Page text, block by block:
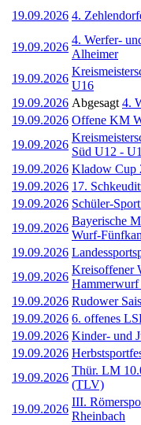
19.09.2026 4.
19.09.2026
4. Werfer-
Alheimer
19.09.2026
U16
19.09.2026 Abgesagt 4.
19.09.2026 Offene KM
19.09.2026
Süd U12 -
19.09.2026 Kladow Cup
19.09.2026 17.
19.09.2026 Schüler-
19.09.2026
Bayerische
Wurf-
19.09.2026
19.09.2026
Kreisoffener
19.09.2026 Rudower
19.09.2026 6. offenes
19.09.2026 Kinder- und
19.09.2026
19.09.2026
Thür. LM
(TLV)
19.09.2026
III.
Rheinbach